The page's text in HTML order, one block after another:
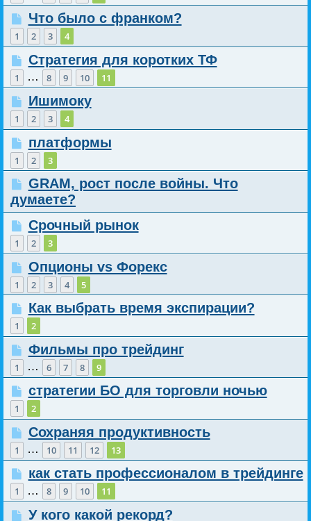
Что было с франком?
1 2 3 4
Стратегия для коротких ТФ
1 … 8 9 10 11
Ишимоку
1 2 3 4
платформы
1 2 3
GRAM, рост после войны. Что
думаете?
Срочный рынок
1 2 3
Опционы vs Форекс
1 2 3 4 5
Как выбрать время экспирации?
1 2
Фильмы про трейдинг
1 … 6 7 8 9
стратегии БО для торговли ночью
1 2
Сохраняя продуктивность
1 … 10 11 12 13
как стать профессионалом в трейдинге
1 … 8 9 10 11
У кого какой рекорд?